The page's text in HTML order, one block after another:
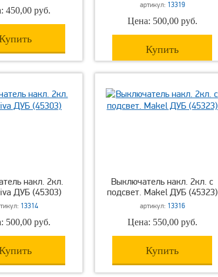
450,00 руб.
артикул: 13319
Цена: 500,00 руб.
Купить
накл. 2кл.
ДУБ (45303)
13314
500,00 руб.
Выключатель накл. 2кл. с
подсвет. Makel ДУБ (45323)
артикул: 13316
Цена: 550,00 руб.
Купить